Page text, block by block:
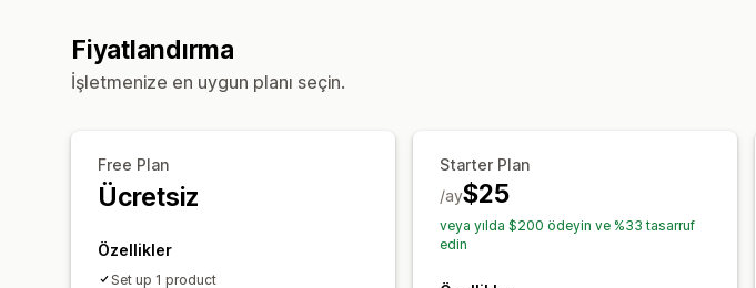
Fiyatlandırma
İşletmenize en uygun planı seçin.
Free Plan
Ücretsiz
Özellikler
Set up 1 product
Starter Plan
$25
/ay
veya yılda $200 ödeyin ve %33 tasarruf
edin